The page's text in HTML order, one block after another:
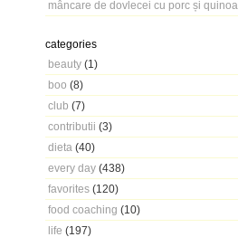
mâncare de dovlecei cu porc și quinoa
categories
beauty (1)
boo (8)
club (7)
contributii (3)
dieta (40)
every day (438)
favorites (120)
food coaching (10)
life (197)